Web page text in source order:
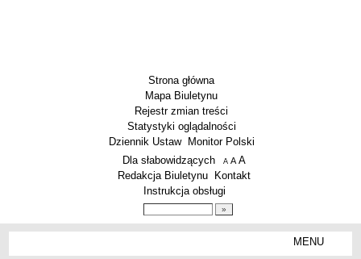
Strona główna
Mapa Biuletynu
Rejestr zmian treści
Statystyki oglądalności
Dziennik Ustaw
Monitor Polski
Menu dodatkowe
Dla słabowidzących A pomniejsz czcionkę
A standardowy rozmiar czcionki
A
Redakcja Biuletynu
Kontakt
Instrukcja obsługi
MENU